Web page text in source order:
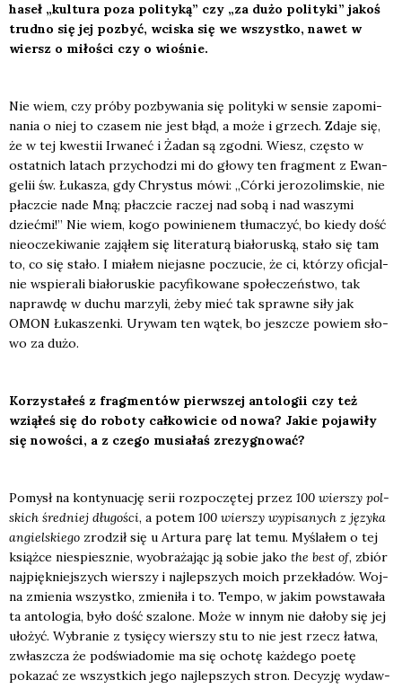
haseł „kul­tu­ra poza poli­ty­ką” czy „za dużo poli­ty­ki” jakoś
trud­no się jej pozbyć, wci­ska się we wszyst­ko, nawet w
wiersz o miło­ści czy o wio­śnie.
Nie wiem, czy pró­by pozby­wa­nia się poli­ty­ki w sen­sie zapo­mi­
na­nia o niej to cza­sem nie jest błąd, a może i grzech. Zda­je się,
że w tej kwe­stii Irwa­neć i Żadan są zgod­ni. Wiesz, czę­sto w
ostat­nich latach przy­cho­dzi mi do gło­wy ten frag­ment z Ewan­
ge­lii św. Łuka­sza, gdy Chry­stus mówi: „Cór­ki jero­zo­lim­skie, nie
płacz­cie nade Mną; płacz­cie raczej nad sobą i nad waszy­mi
dzieć­mi!” Nie wiem, kogo powi­nie­nem tłu­ma­czyć, bo kie­dy dość
nie­ocze­ki­wa­nie zają­łem się lite­ra­tu­rą bia­ło­ru­ską, sta­ło się tam
to, co się sta­ło. I mia­łem nie­ja­sne poczu­cie, że ci, któ­rzy ofi­cjal­
nie wspie­ra­li bia­ło­ru­skie pacy­fi­ko­wa­ne spo­łe­czeń­stwo, tak
napraw­dę w duchu marzy­li, żeby mieć tak spraw­ne siły jak
OMON Łuka­szen­ki. Ury­wam ten wątek, bo jesz­cze powiem sło­
wo za dużo.
Korzy­sta­łeś z frag­men­tów pierw­szej anto­lo­gii czy też
wzią­łeś się do robo­ty cał­ko­wi­cie od nowa? Jakie poja­wi­ły
się nowo­ści, a z cze­go musia­łaś zre­zy­gno­wać?
Pomysł na kon­ty­nu­ację serii roz­po­czę­tej przez 100 wier­szy pol­
skich śred­niej dłu­go­ści, a potem 100 wier­szy wypi­sa­nych z języ­ka
angiel­skie­go zro­dził się u Artu­ra parę lat temu. Myśla­łem o tej
książ­ce nie­spiesz­nie, wyobra­ża­jąc ją sobie jako the best of, zbiór
naj­pięk­niej­szych wier­szy i naj­lep­szych moich prze­kła­dów. Woj­
na zmie­nia wszyst­ko, zmie­ni­ła i to. Tem­po, w jakim powsta­wa­ła
ta anto­lo­gia, było dość sza­lo­ne. Może w innym nie dało­by się jej
uło­żyć. Wybra­nie z tysię­cy wier­szy stu to nie jest rzecz łatwa,
zwłasz­cza że pod­świa­do­mie ma się ocho­tę każ­de­go poetę
poka­zać ze wszyst­kich jego naj­lep­szych stron. Decy­zję wydaw­